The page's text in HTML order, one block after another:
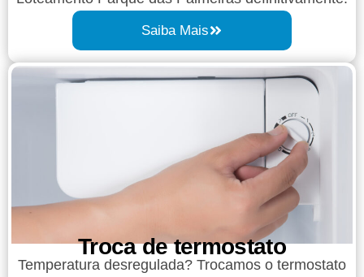
Saiba Mais
Troca de termostato
Temperatura desregulada? Trocamos o termostato